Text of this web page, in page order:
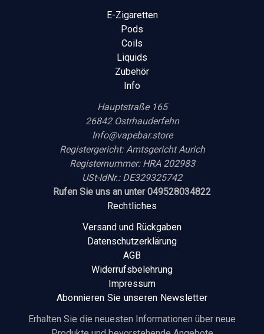
E-Zigaretten
Pods
Coils
Liquids
Zubehör
Info
Hauptstraße 165
26842 Ostrhauderfehn
Info@vapebar.store
Registergericht: Amtsgericht Aurich
Registernummer: HRA 202983
USt-IdNr.: DE329325742
Rufen Sie uns an unter 049528034822
Rechtliches
Versand und Rückgaben
Datenschutzerklärung
AGB
Widerrufsbelehrung
Impressum
Abonnieren Sie unseren Newsletter
Erhalten Sie die neuesten Informationen über neue